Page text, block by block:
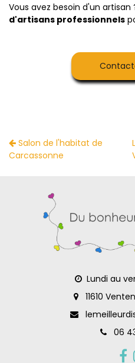
Vous avez besoin d'un
d'artisans professionnels
Salon de l'habitat de
Carcassonne
Lundi au
11610
06 43